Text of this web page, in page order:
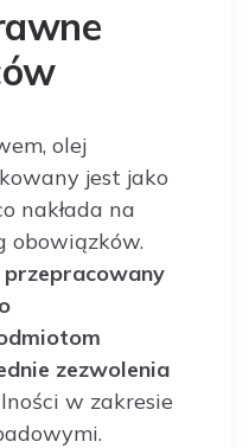
olej
jest jako
nakłada na
obowiązków.
przepracowany
zezwolenia
w zakresie